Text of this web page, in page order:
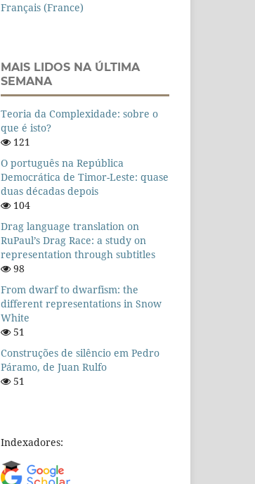
Français (France)
MAIS LIDOS NA ÚLTIMA
SEMANA
Teoria da Complexidade: sobre o
que é isto?
121
O português na República
Democrática de Timor-Leste: quase
duas décadas depois
104
Drag language translation on
RuPaul’s Drag Race: a study on
representation through subtitles
98
From dwarf to dwarfism: the
different representations in Snow
White
51
Construções de silêncio em Pedro
Páramo, de Juan Rulfo
51
Indexadores: